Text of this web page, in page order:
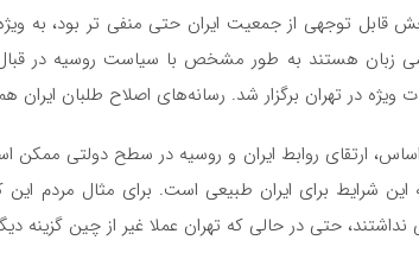
قابل توجهی از جمعیت ایران حتی منفی تر بود، به
زبان هستند به طور مشخص با سیاست روسیه در
ویژه در تهران برگزار شد. رسانه‌های اصلاح طلبان ایران
ارتقای روابط ایران و روسیه در سطح دولتی
این شرایط برای ایران طبیعی است. برای مثال مردم
نداشتند، حتی در حالی که تهران عملا غیر از چین گزینه